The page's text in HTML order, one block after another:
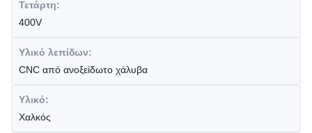
Τετάρτη:
400V
Υλικό λεπίδων:
CNC από ανοξείδωτο χάλυβα
Υλικό:
Χαλκός